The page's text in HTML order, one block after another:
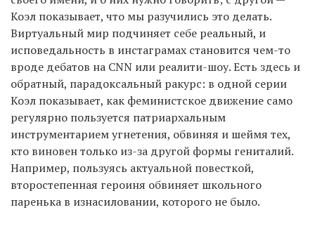
Коэл показывает, что мы разучились это делать.
Виртуальный мир подчиняет себе реальный, и
исповедальность в инстаграмах становится чем-то
вроде дебатов на CNN или реалити-шоу. Есть здесь и
обратный, парадоксальный ракурс: в одной серии
Коэл показывает, как феминистское движение само
регулярно пользуется патриархальным
инструментарием угнетения, обвиняя и шеймя тех,
кто виновен только из-за другой формы гениталий.
Например, пользуясь актуальной повесткой,
второстепенная героиня обвиняет школьного
паренька в изнасиловании, которого не было.